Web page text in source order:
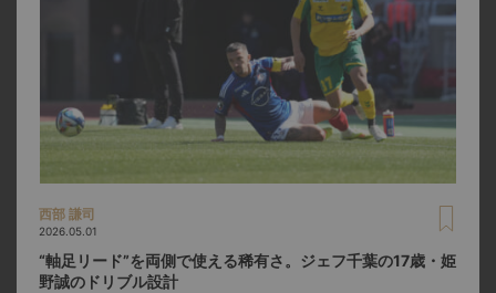
西部 謙司
2026.05.01
“軸足リード”を両側で使える稀有さ。ジェフ千葉の17歳・姫
野誠のドリブル設計